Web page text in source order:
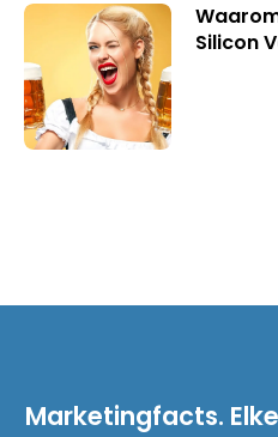
Silicon
Marketingfacts.